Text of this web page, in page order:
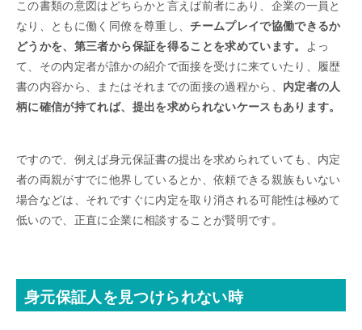
この書類の意図はどちらかと言えば前者にあり、企業の一員と
なり、ともに働く同僚を尊重し、チームプレイで協働できるか
どうかを、第三者から保証を得ることを求めています。
よっ
て、その内定者が誰かの紹介で面接を受けに来ていたり、履歴
書の内容から、またはそれまでの面接の過程から、 内定者の人
柄に確信が持てれば、提出を求められないケースもあります。
ですので、例えば身元保証書の提出を求められていても、内定
者の両親がすでに他界しているとか、依頼できる親族もいない
場合などは、それですぐに内定を取り消される可能性は極めて
低いので、正直に企業に相談することが賢明です。
身元保証人を見つけられない時